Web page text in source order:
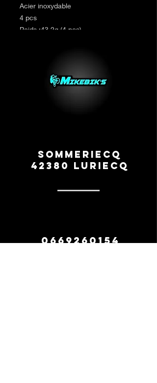
Acier inoxydable
4 pcs
Poids :43.2g (4 pcs)
0669260154
Sommeriecq
42380 Luriecq